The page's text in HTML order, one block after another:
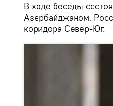
В ходе беседы
Азербайджаном,
коридора Север-Юг.